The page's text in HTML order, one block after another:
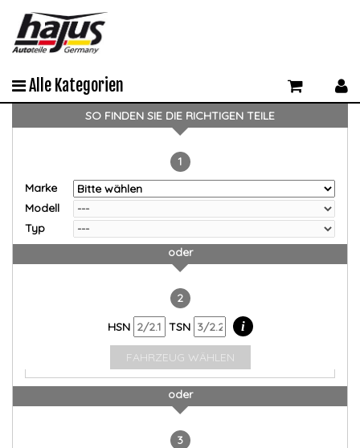
Alle Kategorien
SO FINDEN SIE DIE RICHTIGEN TEILE
1
Marke
Modell
Typ
oder
2
HSN
TSN i
FAHRZEUG WÄHLEN
oder
3